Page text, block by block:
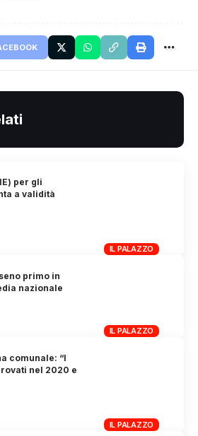
IL PALAZZO
per gli
a validità
IL PALAZZO
primo in
nazionale
IL PALAZZO
comunale: “I
nel 2020 e